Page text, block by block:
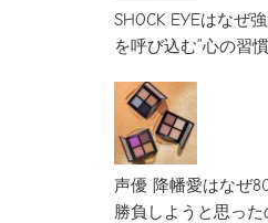
SHOCK EYEはなぜ
を呼び込む”心の習
声優 降幡愛はなぜ
勝負しようと思った